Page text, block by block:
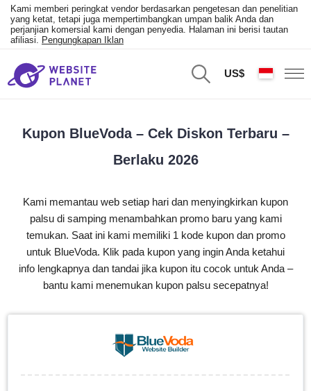
Kami memberi peringkat vendor berdasarkan pengetesan dan penelitian
yang ketat, tetapi juga mempertimbangkan umpan balik Anda dan
perjanjian komersial kami dengan penyedia. Halaman ini berisi tautan
afiliasi. Pengungkapan Iklan
US$
Kupon BlueVoda – Cek Diskon Terbaru –
Berlaku 2026
Kami memantau web setiap hari dan menyingkirkan kupon
palsu di samping menambahkan promo baru yang kami
temukan. Saat ini kami memiliki 1 kode kupon dan promo
untuk BlueVoda. Klik pada kupon yang ingin Anda ketahui
info lengkapnya dan tandai jika kupon itu cocok untuk Anda –
bantu kami menemukan kupon palsu secepatnya!